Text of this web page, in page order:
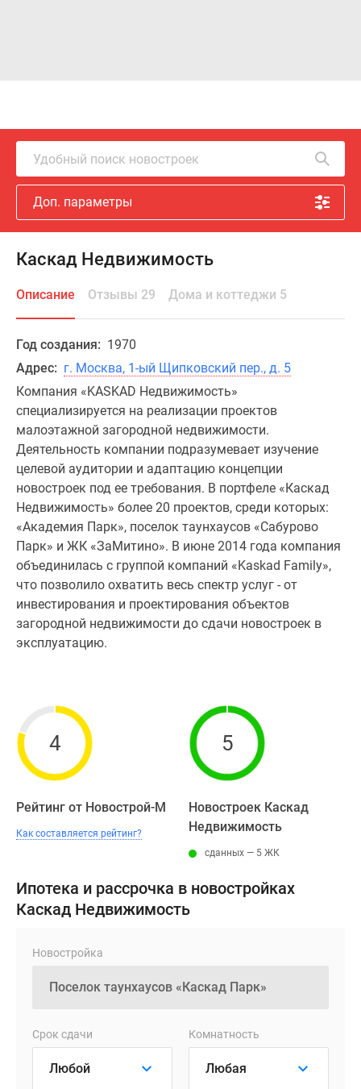
Удобный поиск новостроек
Доп. параметры
Каскад Недвижимость
Описание Отзывы 29 Дома и коттеджи 5
Год создания: 1970
Адрес: г. Москва, 1-ый Щипковский пер., д. 5
Компания «KASKAD Недвижимость»
специализируется на реализации проектов
малоэтажной загородной недвижимости.
Деятельность компании подразумевает изучение
целевой аудитории и адаптацию концепции
новостроек под ее требования. В портфеле «Каскад
Недвижимость» более 20 проектов, среди которых:
«Академия Парк», поселок таунхаусов «Сабурово
Парк» и ЖК «ЗаМитино». В июне 2014 года компания
объединилась с группой компаний «Kaskad Family»,
что позволило охватить весь спектр услуг - от
инвестирования и проектирования объектов
загородной недвижимости до сдачи новостроек в
эксплуатацию.
4
Рейтинг от Новострой-М
Как составляется рейтинг?
5
Новостроек Каскад
Недвижимость
сданных — 5 ЖК
Ипотека и рассрочка в новостройках
Каскад Недвижимость
Новостройка
Срок сдачи Комнатность